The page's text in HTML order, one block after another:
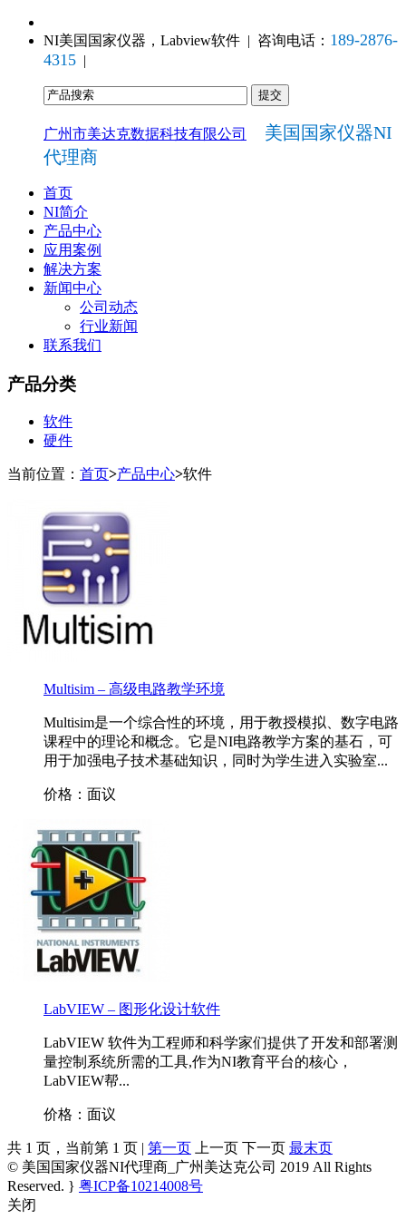
NI美国国家仪器，Labview软件 | 咨询电话： 189-2876-
4315 |
广州市美达克数据科技有限公司
美国国家仪器NI
代理商
首页
NI简介
产品中心
应用案例
解决方案
新闻中心
公司动态
行业新闻
联系我们
产品分类
软件
硬件
当前位置： 首页>产品中心>软件
Multisim – 高级电路教学环境
Multisim是一个综合性的环境，用于教授模拟、数字电路
课程中的理论和概念。它是NI电路教学方案的基石，可
用于加强电子技术基础知识，同时为学生进入实验室...
价格：面议
LabVIEW – 图形化设计软件
LabVIEW 软件为工程师和科学家们提供了开发和部署测
量控制系统所需的工具,作为NI教育平台的核心，
LabVIEW帮...
价格：面议
共 1 页，当前第 1 页 | 第一页 上一页 下一页 最末页
© 美国国家仪器NI代理商_广州美达克公司 2019 All Rights
Reserved. } 粤ICP备10214008号
关闭